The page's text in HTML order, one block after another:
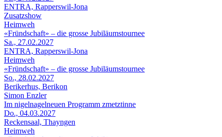
ENTRA, Rapperswil-Jona
Zusatzshow
Heimweh
«Fründschaft» – die grosse Jubiläumstournee
Sa., 27.02.2027
ENTRA, Rapperswil-Jona
Heimweh
«Fründschaft» – die grosse Jubiläumstournee
So., 28.02.2027
Berikerhus, Berikon
Simon Enzler
Im nigelnagelneuen Programm zmetztinne
Do., 04.03.2027
Reckensaal, Thayngen
Heimweh